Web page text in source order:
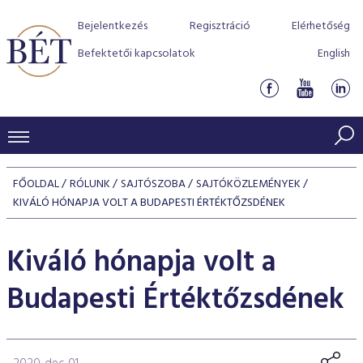
Bejelentkezés Regisztráció
Elérhetőség
Befektetői kapcsolatok
English
KERESKEDÉSI ADATOK
INDEXEK
Kötvényindexek
Jelzáloglevél indexek
Vállalati kötvény indexek
Kedvenc instrumentumok
Azonnali Piac
Részvények
Származékos piac
BEFEKTETŐK
Termékcsoportok
Indexek
Részvény szekció
Hitelpapír szekció
Szabályozás
BÉT szabályzatok
Befektetővédelem
Alkalmazott díjstruktúra
Elszámolás
KIBOCSÁTÓK
Részvény és vállalati kötvény tőzsdei bevezetését
program
BÉT Xtend - Részvénypiac egyszerűen
TŐZSDETAGOK
VENDOROK
FŐOLDAL RÓLUNK SAJTÓSZOBA SAJTÓKÖZLEMÉNYEK
KIVÁLÓ HÓNAPJA VOLT A BUDAPESTI ÉRTÉKTŐZSDÉNEK
Kiváló hónapja volt a
Budapesti Értéktőzsdének